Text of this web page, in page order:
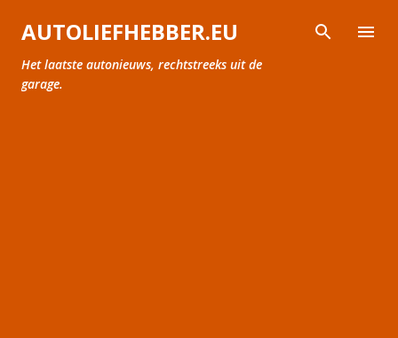
Doorgaan naar hoofdcontent
AUTOLIEFHEBBER.EU
Het laatste autonieuws, rechtstreeks uit de
garage.